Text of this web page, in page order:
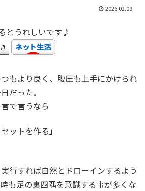
2026.02.09
とうれしいです♪
もより良く、腹圧も上手にかけられ
だった。
で言うなら
ットを作る」
行すれば自然とドローインするよう
も足の裏四隅を意識する事が多くな